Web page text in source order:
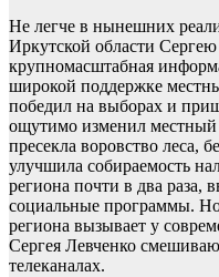
Не легче в нынешних
Иркутской области
крупномасштабная
широкой поддержке
победил на выборах и
ощутимо изменил
пресекла воровство леса,
улучшила собираемость
региона почти в два раза,
социальные программы. Но
региона вызывает у
Сергея Левченко
телеканалах.